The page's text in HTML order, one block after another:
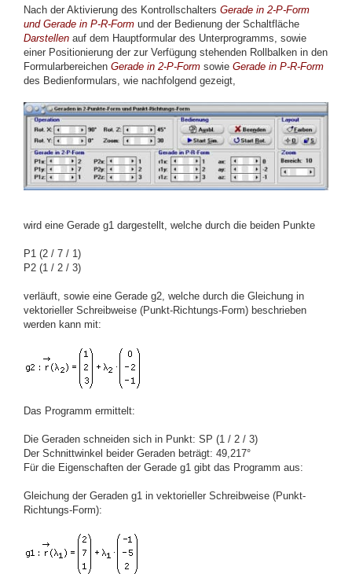
Nach der Aktivierung des Kontrollschalters Gerade in 2-P-Form
und Gerade in P-R-Form und der Bedienung der Schaltfläche
Darstellen auf dem Hauptformular des Unterprogramms, sowie
einer Positionierung der zur Verfügung stehenden Rollbalken in den
Formularbereichen Gerade in 2-P-Form sowie Gerade in P-R-Form
des Bedienformulars, wie nachfolgend gezeigt,
wird eine Gerade g1 dargestellt, welche durch die beiden Punkte
P1 (2 / 7 / 1)
P2 (1 / 2 / 3)
verläuft, sowie eine Gerade g2, welche durch die Gleichung in
vektorieller Schreibweise (Punkt-Richtungs-Form) beschrieben
werden kann mit:
Das Programm ermittelt:
Die Geraden schneiden sich in Punkt: SP (1 / 2 / 3)
Der Schnittwinkel beider Geraden beträgt: 49,217°
Für die Eigenschaften der Gerade g1 gibt das Programm aus:
Gleichung der Geraden g1 in vektorieller Schreibweise (Punkt-
Richtungs-Form):